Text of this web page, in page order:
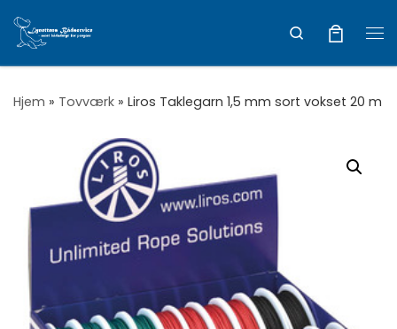
Vis hele indholdet
Search
Hjem » Tovværk » Liros Taklegarn 1,5 mm sort vokset 20 m